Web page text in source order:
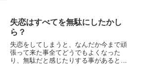
くらいに、参考程度に...
失恋はすべてを無駄にしたかし
ら？
失恋をしてしまうと、なんだか今まで頑
張って来た事全てどうでもよくなった
り、無駄だと感じたりする事があるとし